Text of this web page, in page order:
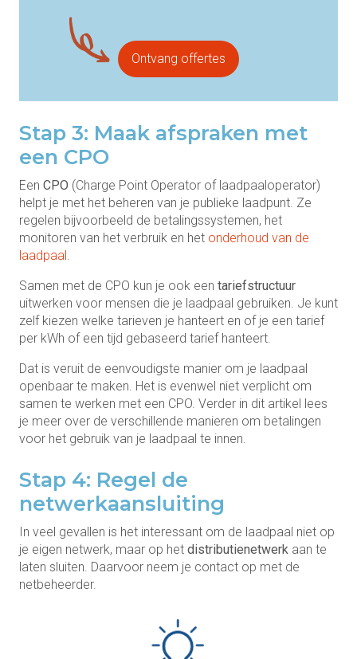
Ontvang offertes
Stap 3: Maak afspraken met
een CPO
Een CPO (Charge Point Operator of laadpaaloperator)
helpt je met het beheren van je publieke laadpunt. Ze
regelen bijvoorbeeld de betalingssystemen, het
monitoren van het verbruik en het onderhoud van de
laadpaal
Samen met de CPO kun je ook een tariefstructuur
uitwerken voor mensen die je laadpaal gebruiken. Je kunt
zelf kiezen welke tarieven je hanteert en of je een tarief
per kWh of een tijd gebaseerd tarief hanteert.
Dat is veruit de eenvoudigste manier om je laadpaal
openbaar te maken. Het is evenwel niet verplicht om
samen te werken met een CPO. Verder in dit artikel lees
je meer over de verschillende manieren om betalingen
voor het gebruik van je laadpaal te innen.
Stap 4: Regel de
netwerkaansluiting
In veel gevallen is het interessant om de laadpaal niet op
je eigen netwerk, maar op het distributienetwerk aan te
laten sluiten. Daarvoor neem je contact op met de
netbeheerder.